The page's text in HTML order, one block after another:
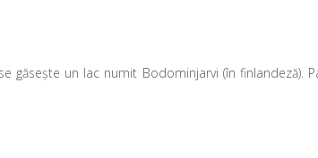
găsește un lac numit Bodominjarvi (în finlandeză).